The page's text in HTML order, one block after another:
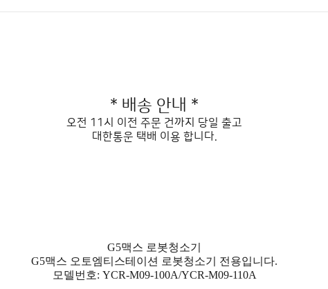
* 배송 안내 *
오전 11시 이전 주문 건까지 당일 출고
대한통운 택배 이용 합니다.
G5맥스 로봇청소기
G5맥스 오토엠티스테이션 로봇청소기 전용입니다.
모델번호: YCR-M09-100A/YCR-M09-110A